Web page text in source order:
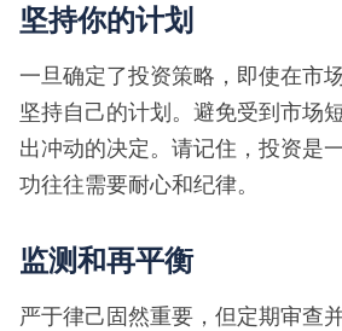
坚持你的计划
一旦确定了投资策略，即使在市
坚持自己的计划。避免受到市场
出冲动的决定。请记住，投资是
功往往需要耐心和纪律。
监测和再平衡
严于律己固然重要，但定期审查